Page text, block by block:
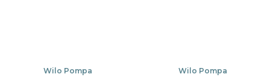
Wilo Pompa Wilo Pompa